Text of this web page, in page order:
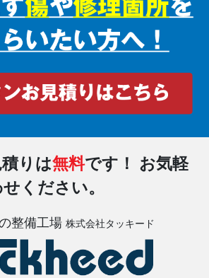
りは無料です！
お気軽
ください。
整備工場 株式会社タッキード